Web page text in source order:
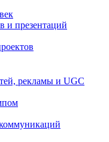
и презентаций
рекламы и UGC